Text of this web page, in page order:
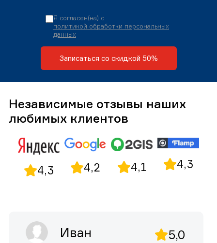
Я согласен(на) с
политикой обработки персональных
данных
Записаться со скидкой 50%
Независимые отзывы наших
любимых клиентов
4,3 4,2 4,1 4,3
Иван 5,0